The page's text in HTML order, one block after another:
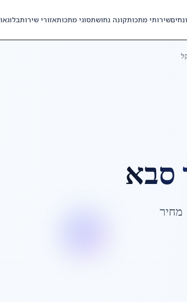
שירותי מתכותקונה נחושתסוגי מתכותאזורי שירותבלוג
סבא
מחיר